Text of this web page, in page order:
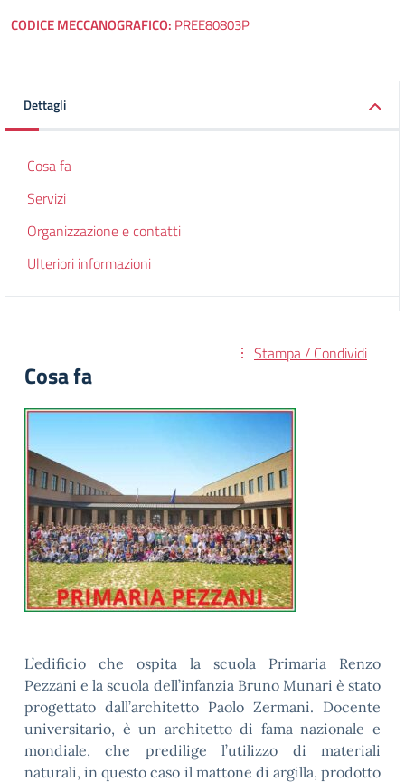
CODICE MECCANOGRAFICO: PREE80803P
Dettagli
Cosa fa
Servizi
Organizzazione e contatti
Ulteriori informazioni
Stampa / Condividi
Cosa fa
L’edificio che ospita la scuola Primaria Renzo
Pezzani e la scuola dell’infanzia Bruno Munari è stato
progettato dall’architetto Paolo Zermani. Docente
universitario, è un architetto di fama nazionale e
mondiale, che predilige l’utilizzo di materiali
naturali, in questo caso il mattone di argilla, prodotto